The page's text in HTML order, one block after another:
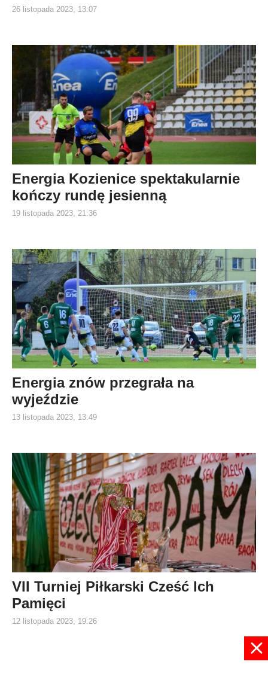
26 listopada 2023, 13:07
Energia Kozienice spektakularnie
kończy rundę jesienną
19 listopada 2023, 21:36
Energia znów przegrała na
wyjeździe
13 listopada 2023, 13:49
VII Turniej Piłkarski Cześć Ich
Pamięci
12 listopada 2023, 19:26